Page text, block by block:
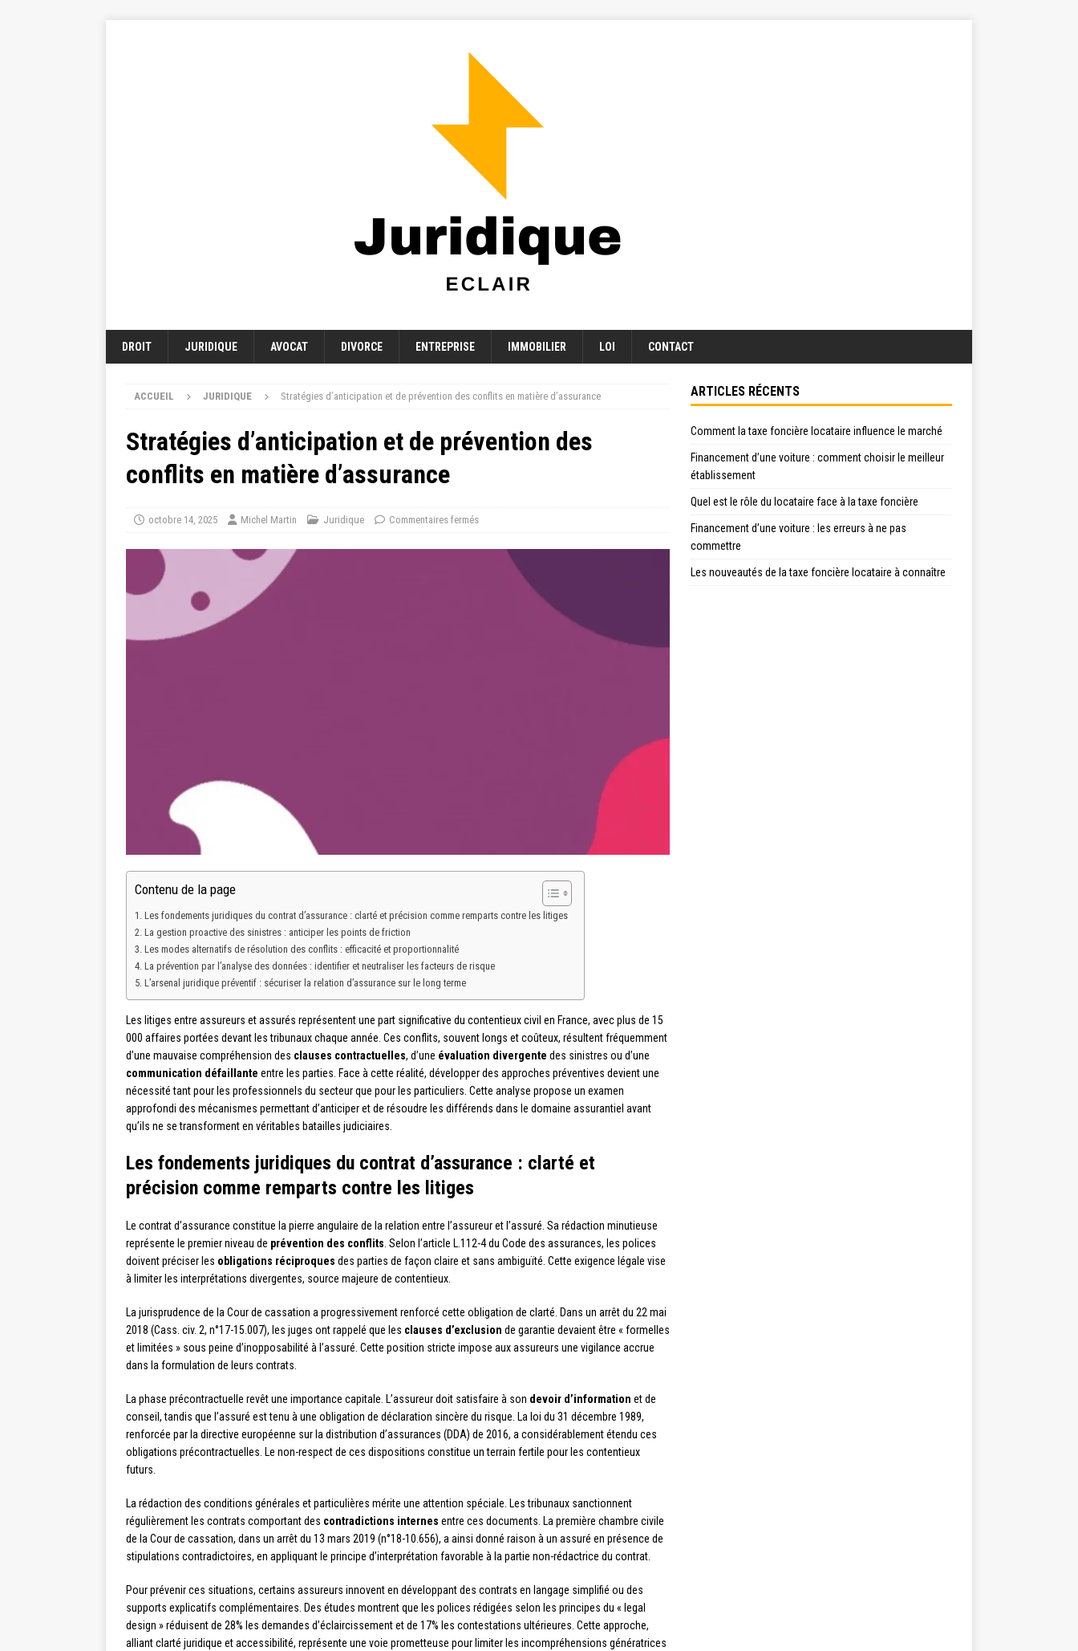
DROIT JURIDIQUE AVOCAT DIVORCE ENTREPRISE IMMOBILIER LOI CONTACT
ACCUEIL JURIDIQUE Stratégies d’anticipation et de prévention des conflits en matière d’assurance
Stratégies d’anticipation et de prévention des
conflits en matière d’assurance
octobre 14, 2025 Michel Martin Juridique Commentaires fermés
Contenu de la page
Les fondements juridiques du contrat d’assurance : clarté et précision comme remparts contre les litiges
La gestion proactive des sinistres : anticiper les points de friction
Les modes alternatifs de résolution des conflits : efficacité et proportionnalité
La prévention par l’analyse des données : identifier et neutraliser les facteurs de risque
L’arsenal juridique préventif : sécuriser la relation d’assurance sur le long terme
Les litiges entre assureurs et assurés représentent une part significative du contentieux civil en France, avec plus de 15
000 affaires portées devant les tribunaux chaque année. Ces conflits, souvent longs et coûteux, résultent fréquemment
d’une mauvaise compréhension des clauses contractuelles, d’une évaluation divergente des sinistres ou d’une
communication défaillante entre les parties. Face à cette réalité, développer des approches préventives devient une
nécessité tant pour les professionnels du secteur que pour les particuliers. Cette analyse propose un examen
approfondi des mécanismes permettant d’anticiper et de résoudre les différends dans le domaine assurantiel avant
qu’ils ne se transforment en véritables batailles judiciaires.
Les fondements juridiques du contrat d’assurance : clarté et
précision comme remparts contre les litiges
Le contrat d’assurance constitue la pierre angulaire de la relation entre l’assureur et l’assuré. Sa rédaction minutieuse
représente le premier niveau de prévention des conflits . Selon l’article L.112-4 du Code des assurances, les polices
doivent préciser les obligations réciproques des parties de façon claire et sans ambiguïté. Cette exigence légale vise
à limiter les interprétations divergentes, source majeure de contentieux.
La jurisprudence de la Cour de cassation a progressivement renforcé cette obligation de clarté. Dans un arrêt du 22 mai
2018 (Cass. civ. 2, n°17-15.007), les juges ont rappelé que les clauses d’exclusion de garantie devaient être « formelles
et limitées » sous peine d’inopposabilité à l’assuré. Cette position stricte impose aux assureurs une vigilance accrue
dans la formulation de leurs contrats.
La phase précontractuelle revêt une importance capitale. L’assureur doit satisfaire à son devoir d’information et de
conseil, tandis que l’assuré est tenu à une obligation de déclaration sincère du risque. La loi du 31 décembre 1989,
renforcée par la directive européenne sur la distribution d’assurances (DDA) de 2016, a considérablement étendu ces
obligations précontractuelles. Le non-respect de ces dispositions constitue un terrain fertile pour les contentieux
futurs.
La rédaction des conditions générales et particulières mérite une attention spéciale. Les tribunaux sanctionnent
régulièrement les contrats comportant des contradictions internes entre ces documents. La première chambre civile
de la Cour de cassation, dans un arrêt du 13 mars 2019 (n°18-10.656), a ainsi donné raison à un assuré en présence de
stipulations contradictoires, en appliquant le principe d’interprétation favorable à la partie non-rédactrice du contrat.
Pour prévenir ces situations, certains assureurs innovent en développant des contrats en langage simplifié ou des
supports explicatifs complémentaires. Des études montrent que les polices rédigées selon les principes du « legal
design » réduisent de 28% les demandes d’éclaircissement et de 17% les contestations ultérieures. Cette approche,
alliant clarté juridique et accessibilité, représente une voie prometteuse pour limiter les incompréhensions génératrices
ARTICLES RÉCENTS
Comment la taxe foncière locataire influence le marché
Financement d’une voiture : comment choisir le meilleur
établissement
Quel est le rôle du locataire face à la taxe foncière
Financement d’une voiture : les erreurs à ne pas
commettre
Les nouveautés de la taxe foncière locataire à connaître